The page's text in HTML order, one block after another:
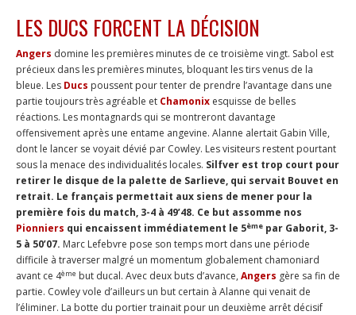
LES DUCS FORCENT LA DÉCISION
Angers domine les premières minutes de ce troisième vingt. Sabol est
précieux dans les premières minutes, bloquant les tirs venus de la
bleue. Les Ducs poussent pour tenter de prendre l’avantage dans une
partie toujours très agréable et Chamonix esquisse de belles
réactions. Les montagnards qui se montreront davantage
offensivement après une entame angevine. Alanne alertait Gabin Ville,
dont le lancer se voyait dévié par Cowley. Les visiteurs restent pourtant
sous la menace des individualités locales. Silfver est trop court pour
retirer le disque de la palette de Sarlieve, qui servait Bouvet en
retrait. Le français permettait aux siens de mener pour la
première fois du match, 3-4 à 49’48. Ce but assomme nos
Pionniers qui encaissent immédiatement le 5ème par Gaborit, 3-
5 à 50’07. Marc Lefebvre pose son temps mort dans une période
difficile à traverser malgré un momentum globalement chamoniard
avant ce 4ème but ducal. Avec deux buts d’avance, Angers gère sa fin de
partie. Cowley vole d’ailleurs un but certain à Alanne qui venait de
l’éliminer. La botte du portier trainait pour un deuxième arrêt décisif